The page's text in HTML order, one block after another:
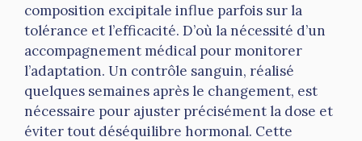
composition excipitale influe parfois sur la
tolérance et l’efficacité. D’où la nécessité d’un
accompagnement médical pour monitorer
l’adaptation. Un contrôle sanguin, réalisé
quelques semaines après le changement, est
nécessaire pour ajuster précisément la dose et
éviter tout déséquilibre hormonal. Cette